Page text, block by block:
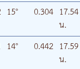
15° 0.304 17.54
น.
14° 0.442 17.59
น.